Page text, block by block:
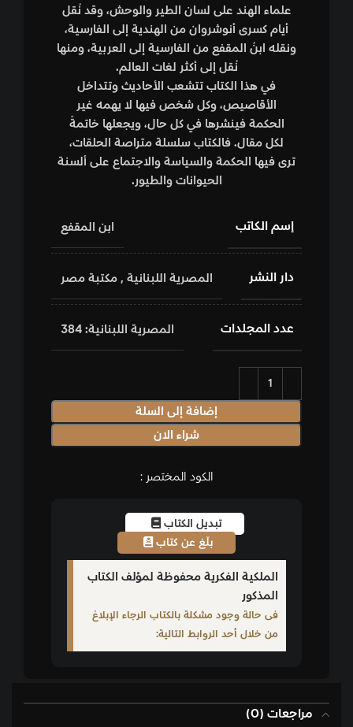
علماء الهند على لسان الطير والوحش، وقد نُقل
أيام كسرى أنوشروان من الهندية إلى الفارسية،
ونقله ابنُ المقفع من الفارسية إلى العربية، ومنها
نُقل إلى أكثر لغات العالم.
في هذا الكتاب تتشعب الأحاديث وتتداخل
الأقاصيص، وكل شخص فيها لا يهمه غير
الحكمة فينشرها في كل حال، ويجعلها خاتمةً
لكل مقال. فالكتاب سلسلة متراصة الحلقات،
ترى فيها الحكمة والسياسة والاجتماع على ألسنة
الحيوانات والطيور.
إسم الكاتب ابن المقفع
دار النشر المصرية اللبنانية , مكتبة مصر
عدد المجلدات المصرية اللبنانية: 384
إضافة إلى السلة
شراء الان
الكود المختصر :
تبديل الكتاب
بلّغ عن كتاب
الملكية الفكرية محفوظة لمؤلف الكتاب
المذكور
فى حالة وجود مشكلة بالكتاب الرجاء الإبلاغ
من خلال أحد الروابط التالية:
مراجعات (0)